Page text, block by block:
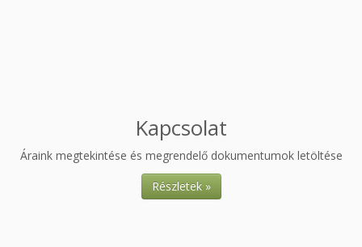
Kapcsolat
Áraink megtekintése és megrendelő dokumentumok letöltése
Részletek »